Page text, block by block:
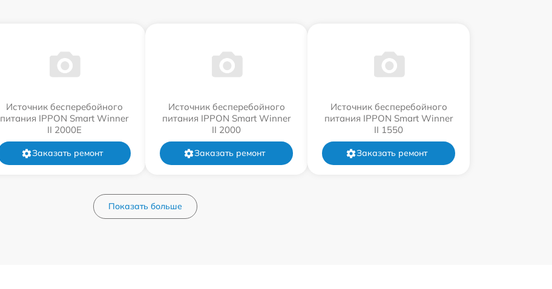
Источник бесперебойного
питания IPPON Smart Winner
II 2000E
Заказать ремонт
Источник бесперебойного
питания IPPON Smart Winner
II 2000
Заказать ремонт
Источник бесперебойного
питания IPPON Smart Winner
II 1550
Заказать ремонт
Показать больше